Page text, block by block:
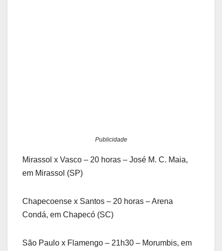
Publicidade
Mirassol x Vasco – 20 horas – José M. C. Maia,
em Mirassol (SP)
Chapecoense x Santos – 20 horas – Arena
Condá, em Chapecó (SC)
São Paulo x Flamengo – 21h30 – Morumbis, em